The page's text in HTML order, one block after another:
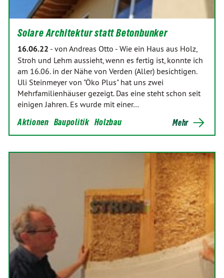
Solare Architektur statt Betonbunker
16.06.22 - von Andreas Otto - Wie ein Haus aus Holz,
Stroh und Lehm aussieht, wenn es fertig ist, konnte ich
am 16.06. in der Nähe von Verden (Aller) besichtigen.
Uli Steinmeyer von "Öko Plus" hat uns zwei
Mehrfamilienhäuser gezeigt. Das eine steht schon seit
einigen Jahren. Es wurde mit einer…
Aktionen Baupolitik Holzbau Mehr